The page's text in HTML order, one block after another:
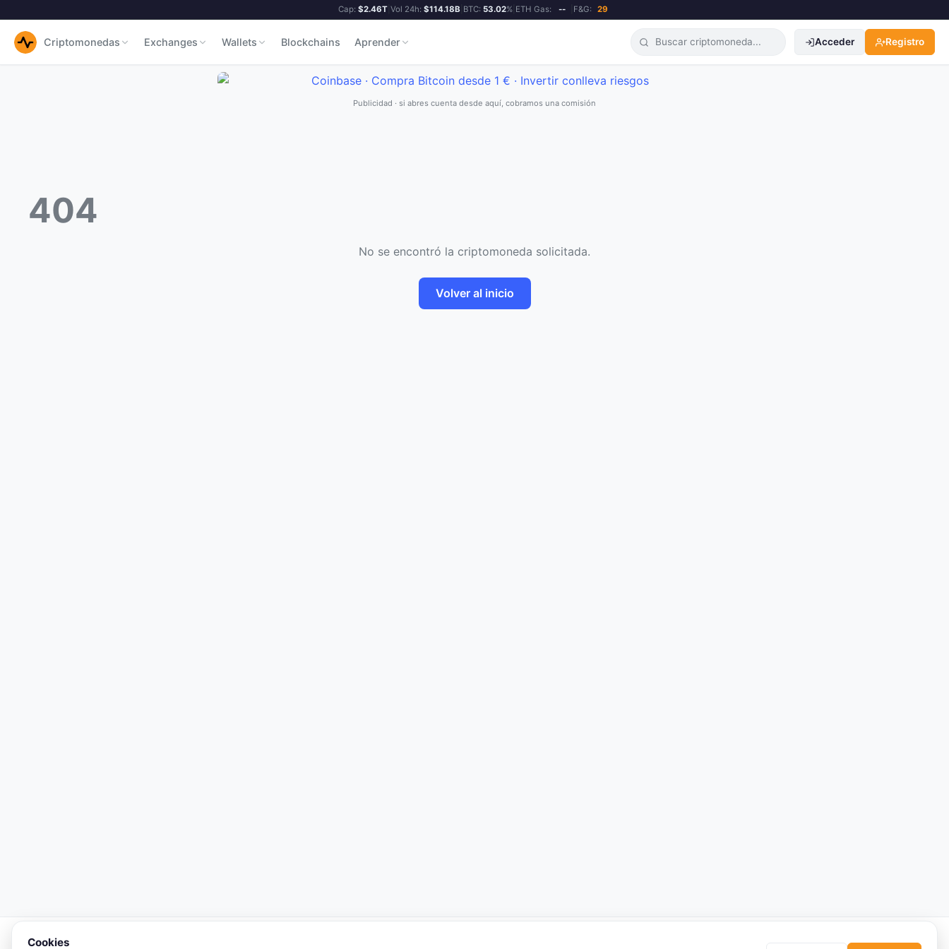
Cap: $2.46T Vol 24h: $114.18B BTC: 53.02% ETH Gas: -- F&G: 29
Criptomonedas Exchanges Wallets Blockchains Aprender Acceder Registro
Publicidad · si abres cuenta desde aquí, cobramos una comisión
404
No se encontró la criptomoneda solicitada.
Volver al inicio
Cookies